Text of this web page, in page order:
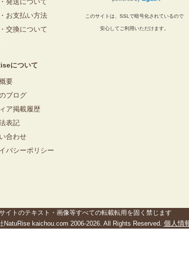
お支払い方法
交換について
について
要
ブログ
ア掲載履歴
表記
合わせ
バシーポリシー
このサイトは、SSLで暗号化されているので
安心してご利用いただけます。
イトのテキスト・画像等すべての転載転用を固く禁じます
NatuRise kaichou.com 2006-2026. All Rights Reserved. 個人情